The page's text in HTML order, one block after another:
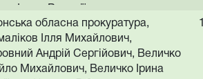
обласна прокуратура,
Ілля Михайлович,
Андрій Сергійович, Величко
Михайлович, Величко Ірина